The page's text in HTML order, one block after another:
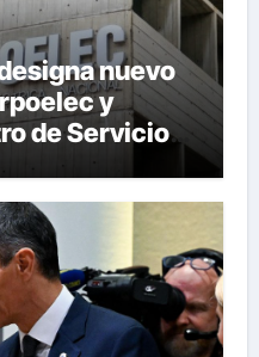
nuevo
y
de Servicios